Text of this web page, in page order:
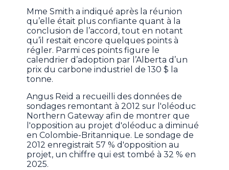
Mme Smith a indiqué après la réunion
qu’elle était plus confiante quant à la
conclusion de l’accord, tout en notant
qu’il restait encore quelques points à
régler. Parmi ces points figure le
calendrier d’adoption par l’Alberta d’un
prix du carbone industriel de 130 $ la
tonne.
Angus Reid a recueilli des données de
sondages remontant à 2012 sur l'oléoduc
Northern Gateway afin de montrer que
l'opposition au projet d'oléoduc a diminué
en Colombie-Britannique. Le sondage de
2012 enregistrait 57 % d'opposition au
projet, un chiffre qui est tombé à 32 % en
2025.